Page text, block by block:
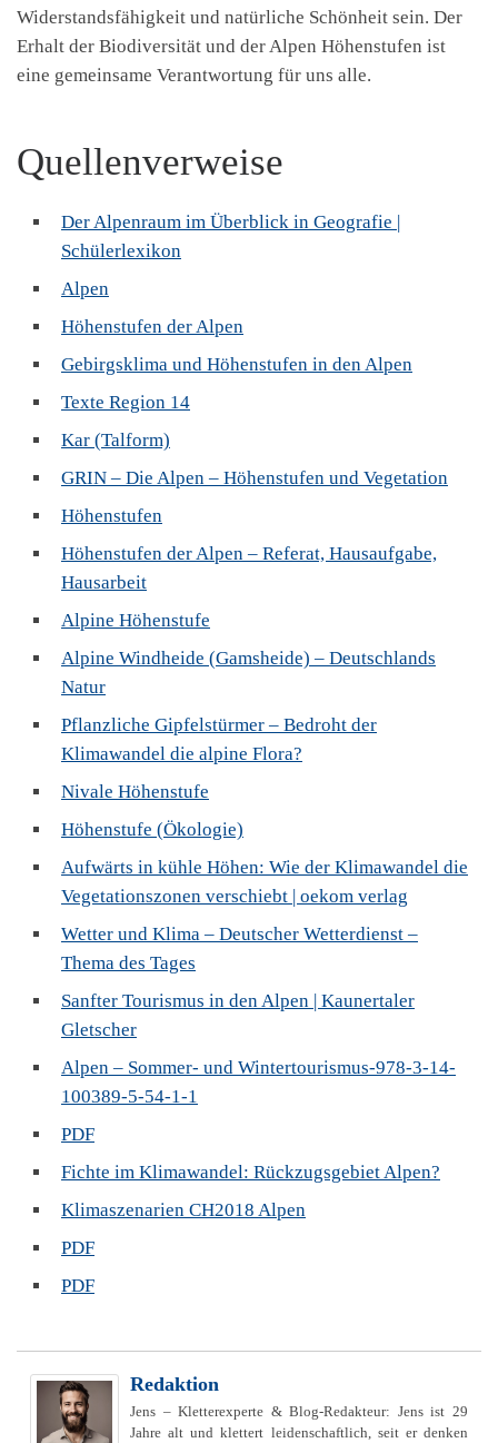
Widerstandsfähigkeit und natürliche Schönheit sein. Der
Erhalt der Biodiversität und der Alpen Höhenstufen ist
eine gemeinsame Verantwortung für uns alle.
Quellenverweise
Der Alpenraum im Überblick in Geografie |
Schülerlexikon
Alpen
Höhenstufen der Alpen
Gebirgsklima und Höhenstufen in den Alpen
Texte Region 14
Kar (Talform)
GRIN – Die Alpen – Höhenstufen und Vegetation
Höhenstufen
Höhenstufen der Alpen – Referat, Hausaufgabe,
Hausarbeit
Alpine Höhenstufe
Alpine Windheide (Gamsheide) – Deutschlands
Natur
Pflanzliche Gipfelstürmer – Bedroht der
Klimawandel die alpine Flora?
Nivale Höhenstufe
Höhenstufe (Ökologie)
Aufwärts in kühle Höhen: Wie der Klimawandel die
Vegetationszonen verschiebt | oekom verlag
Wetter und Klima – Deutscher Wetterdienst –
Thema des Tages
Sanfter Tourismus in den Alpen | Kaunertaler
Gletscher
Alpen – Sommer- und Wintertourismus-978-3-14-
100389-5-54-1-1
PDF
Fichte im Klimawandel: Rückzugsgebiet Alpen?
Klimaszenarien CH2018 Alpen
PDF
PDF
Redaktion
Jens – Kletterexperte & Blog-Redakteur: Jens ist 29
Jahre alt und klettert leidenschaftlich, seit er denken